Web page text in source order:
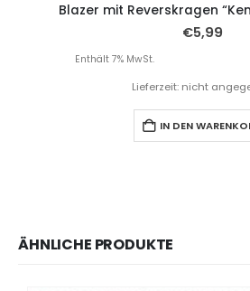
Blazer mit Reverskragen
€5,99
Enthält 7% MwSt.
Lieferzeit: nicht
IN DEN
ÄHNLICHE PRODUKTE